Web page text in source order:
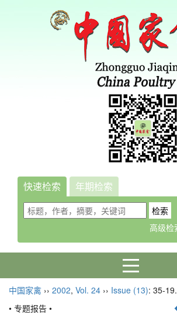
快速检索 年期检索
中国家禽 ›› 2002, Vol. 24 ›› Issue (13): 35-19.
• 专题报告 •